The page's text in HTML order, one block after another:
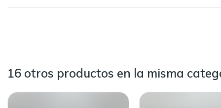
16 otros productos en la misma